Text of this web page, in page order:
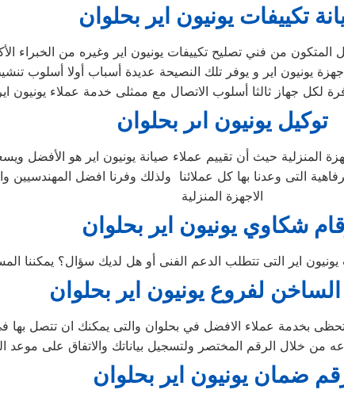
تكييفات يونيون اير بحلوان
من فني تصليح تكييفات يونيون اير وغيره من الخبراء
يونيون اير و يوفر تلك النصيحة عديدة أسباب أولا أسلوب
توكيل يونيون اىر بحلوان
المنزلية حيث أن تقييم عملاء صيانة يونيون اير هو
التى وعدنا بها كل عملائنا ولذلك وفرنا افضل
الاجهزة المنزلية
شكاوي يونيون اير بحلوان
لفروع يونيون اير بحلوان
بخدمة عملاء الافضل في بحلوان والتى يمكنك ان تتصل
من خلال الرقم المختصر ولتسجيل بياناتك والاتفاق على موعد
ضمان يونيون اير بحلوان